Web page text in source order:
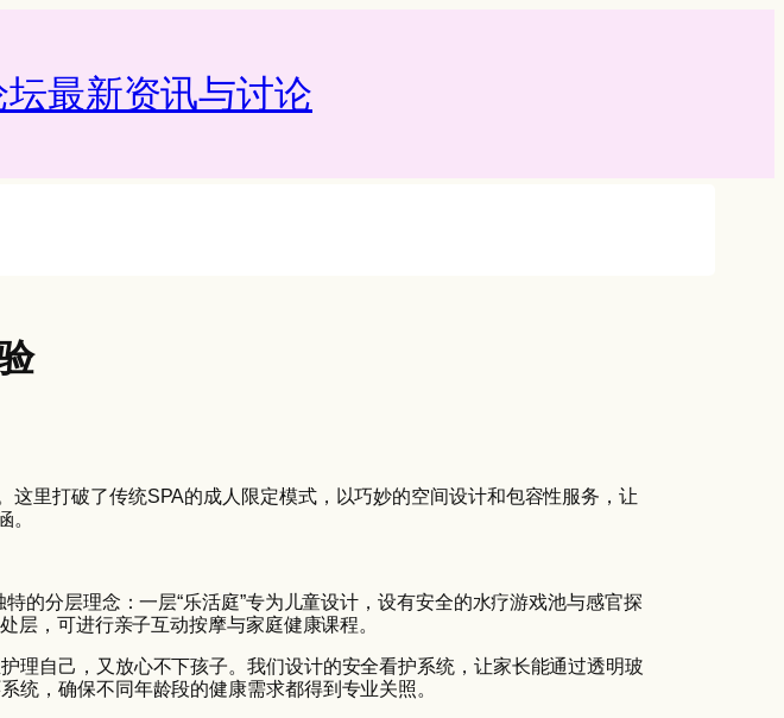
最新资讯与讨论‌
里打破了传统SPA的成人限定模式，以巧妙的空间设计和包容性服务，让
。
的分层理念：一层“乐活庭”专为儿童设计，设有安全的水疗游戏池与感官探
层，可进行亲子互动按摩与家庭健康课程。
理自己，又放心不下孩子。我们设计的安全看护系统，让家长能通过透明玻
统，确保不同年龄段的健康需求都得到专业关照。